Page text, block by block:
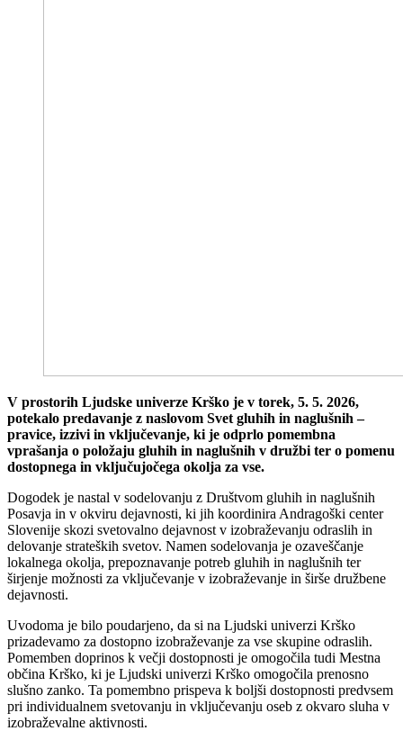
V prostorih Ljudske univerze Krško je v torek, 5. 5. 2026,
potekalo predavanje z naslovom Svet gluhih in naglušnih –
pravice, izzivi in vključevanje, ki je odprlo pomembna
vprašanja o položaju gluhih in naglušnih v družbi ter o pomenu
dostopnega in vključujočega okolja za vse.
Dogodek je nastal v sodelovanju z Društvom gluhih in naglušnih
Posavja in v okviru dejavnosti, ki jih koordinira Andragoški center
Slovenije skozi svetovalno dejavnost v izobraževanju odraslih in
delovanje strateških svetov. Namen sodelovanja je ozaveščanje
lokalnega okolja, prepoznavanje potreb gluhih in naglušnih ter
širjenje možnosti za vključevanje v izobraževanje in širše družbene
dejavnosti.
Uvodoma je bilo poudarjeno, da si na Ljudski univerzi Krško
prizadevamo za dostopno izobraževanje za vse skupine odraslih.
Pomemben doprinos k večji dostopnosti je omogočila tudi Mestna
občina Krško, ki je Ljudski univerzi Krško omogočila prenosno
slušno zanko. Ta pomembno prispeva k boljši dostopnosti predvsem
pri individualnem svetovanju in vključevanju oseb z okvaro sluha v
izobraževalne aktivnosti.